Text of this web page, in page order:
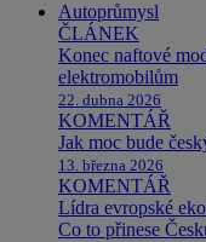
Autoprůmysl
ČLÁNEK
Konec naftové
elektromobilům
22. dubna 2026
KOMENTÁŘ
Jak moc bude
13. března 2026
KOMENTÁŘ
Lídra evropské
Co to přinese